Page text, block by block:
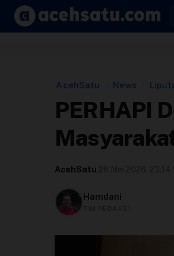
Skip to content
Kebijakan Cookie
Kebijakan Cookies
Pasang Iklan
AcehSatu News
PERHAPI
AcehSatu
Hamdani